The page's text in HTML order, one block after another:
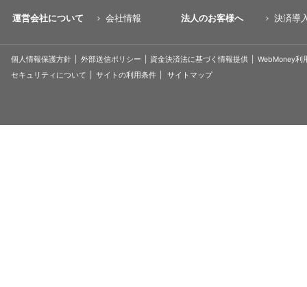
運営会社について 会社情報 法人のお客様へ 決済導
個人情報保護方針 外部送信ポリシー 資金決済法に基づく情報提供
WebMoney利
セキュリティについて
サイトの利用条件 サイトマップ